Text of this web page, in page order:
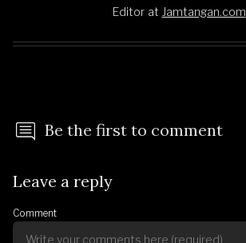
Editor at Jamtangan.com
Be the first to comment
Leave a reply
Comment